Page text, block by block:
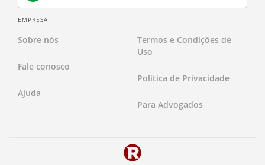
França
Holanda
EMPRESA
Sobre nós
Fale conosco
Ajuda
Termos e Condições de
Uso
Política de Privacidade
Para Advogados